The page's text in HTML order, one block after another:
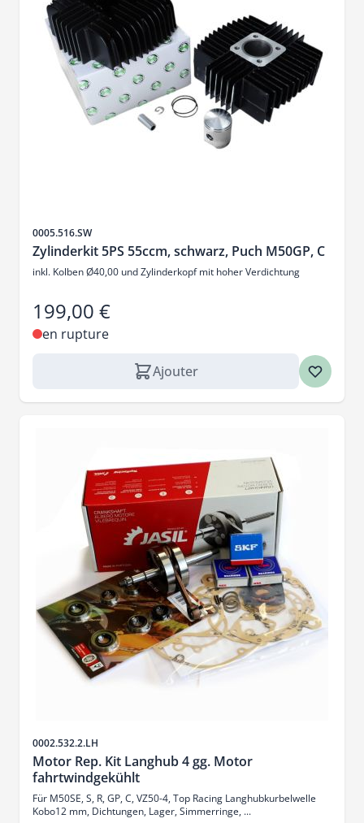
SKU
0005.516.SW
Zylinderkit 5PS 55ccm, schwarz, Puch M50GP, C
inkl. Kolben Ø40,00 und Zylinderkopf mit hoher Verdichtung
199,00 €
en rupture
Ajouter
SKU
0002.532.2.LH
Motor Rep. Kit Langhub 4 gg. Motor
fahrtwindgekühlt
Für M50SE, S, R, GP, C, VZ50-4, Top Racing Langhubkurbelwelle
Kobo12 mm, Dichtungen, Lager, Simmerringe, ...